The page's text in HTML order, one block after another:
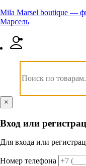
Mila Marsel boutique —
Марсель
×
Вход или
Для входа или
Номер телефона